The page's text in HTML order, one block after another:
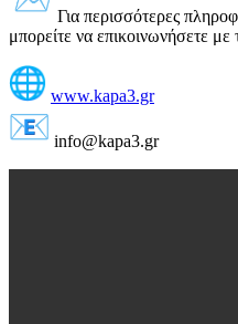
Για περισσότερες
μπορείτε να επικοινωνήσετε
www.kapa3.gr
info@kapa3.gr